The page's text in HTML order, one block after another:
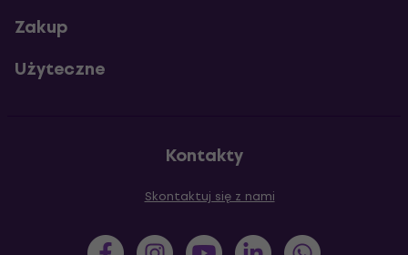
Zakup
Użyteczne
Kontakty
Skontaktuj się z nami